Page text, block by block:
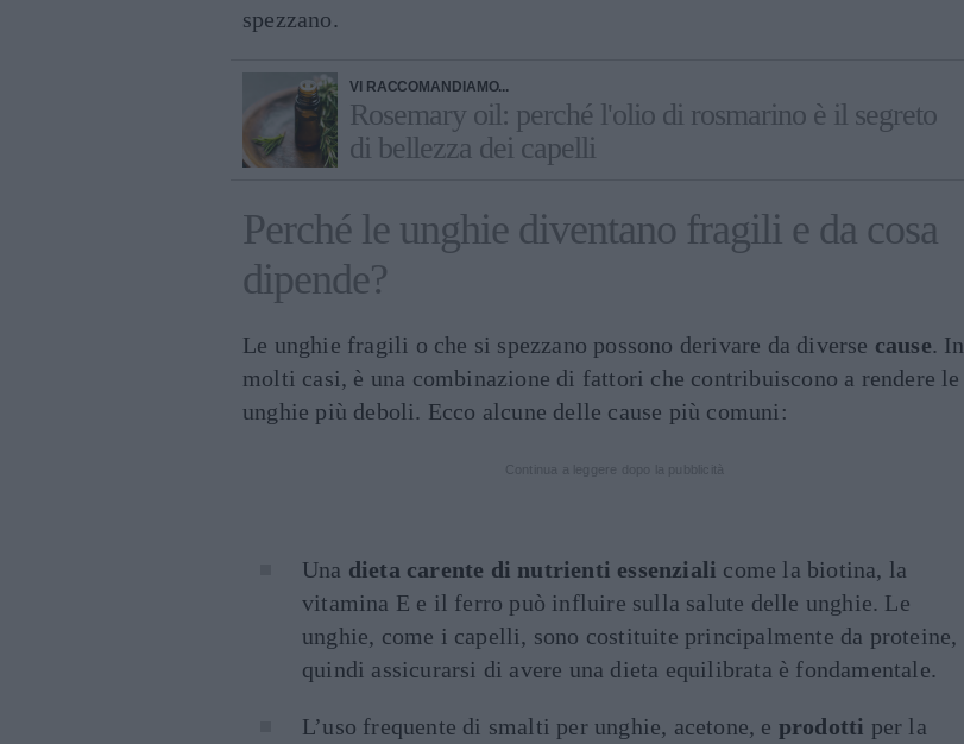
spezzano.
VI RACCOMANDIAMO...
Rosemary oil: perché l'olio di rosmarino è il segreto
di bellezza dei capelli
Perché le unghie diventano fragili e da cosa
dipende?
Le unghie fragili o che si spezzano possono derivare da diverse cause. In
molti casi, è una combinazione di fattori che contribuiscono a rendere le
unghie più deboli. Ecco alcune delle cause più comuni:
Una dieta carente di nutrienti essenziali come la biotina, la
vitamina E e il ferro può influire sulla salute delle unghie. Le
unghie, come i capelli, sono costituite principalmente da proteine,
quindi assicurarsi di avere una dieta equilibrata è fondamentale.
L’uso frequente di smalti per unghie, acetone, e prodotti per la